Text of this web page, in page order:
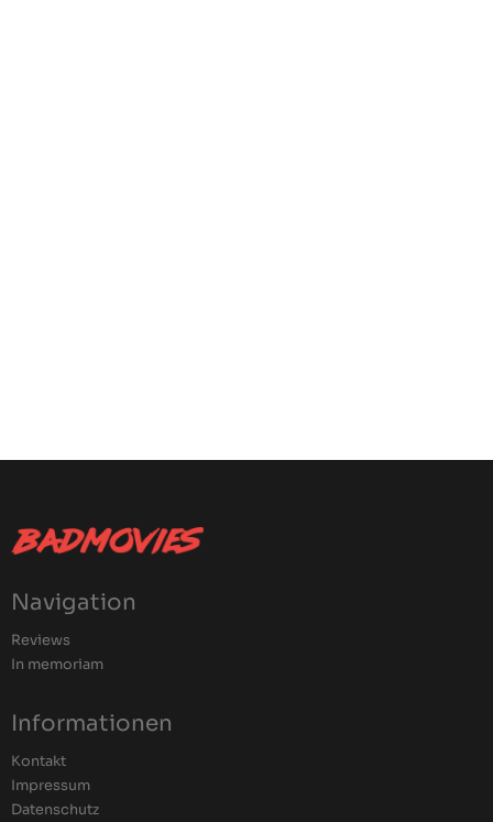
Navigation
Reviews
In memoriam
Informationen
Kontakt
Impressum
Datenschutz